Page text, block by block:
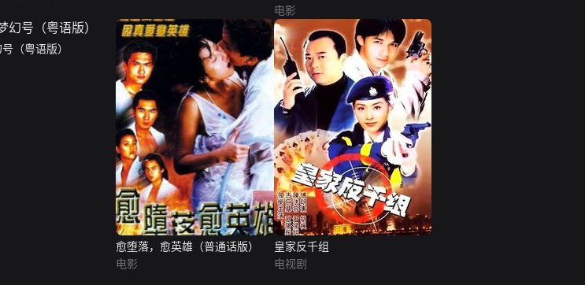
电影
（粤语版）
愈堕落，愈英雄（普通话版）
电影
皇家反千组
电视剧